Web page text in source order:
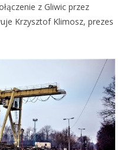
z Gliwic przez
Krzysztof Klimosz, prezes